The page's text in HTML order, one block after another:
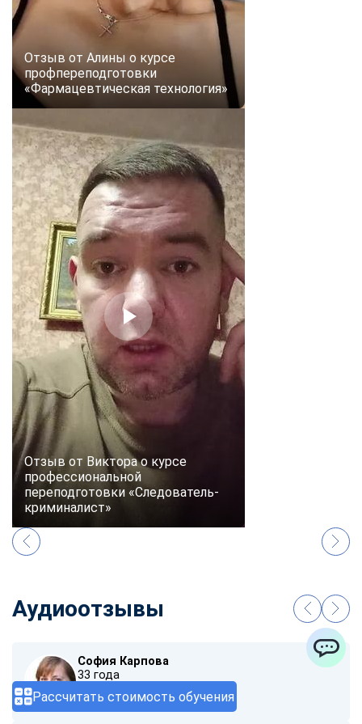
Рассчитать стоимость обучения
Отзыв от Алины о курсе
профпереподготовки
«Фармацевтическая технология»
Отзыв от Виктора о курсе
профессиональной
переподготовки «Следователь-
криминалист»
Аудиоотзывы
София Карпова
33 года
00:00/ 01:40
online
Мессенджеры
Свяжитесь с нами через любой удобный мессенджер!
Telegram
Vkontakte EMail
Max